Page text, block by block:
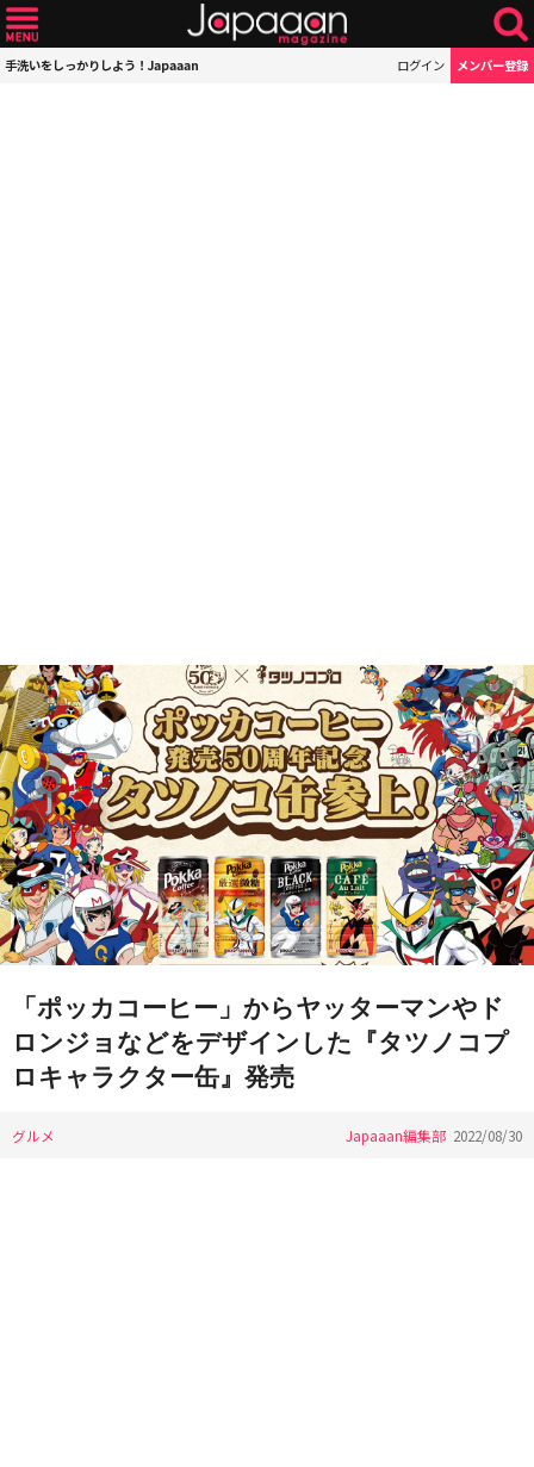
手洗いをしっかりしよう！Japaaan ログイン メンバー登録
「ポッカコーヒー」からヤッターマンやド
ロンジョなどをデザインした『タツノコプ
ロキャラクター缶』発売
グルメ Japaaan編集部 2022/08/30